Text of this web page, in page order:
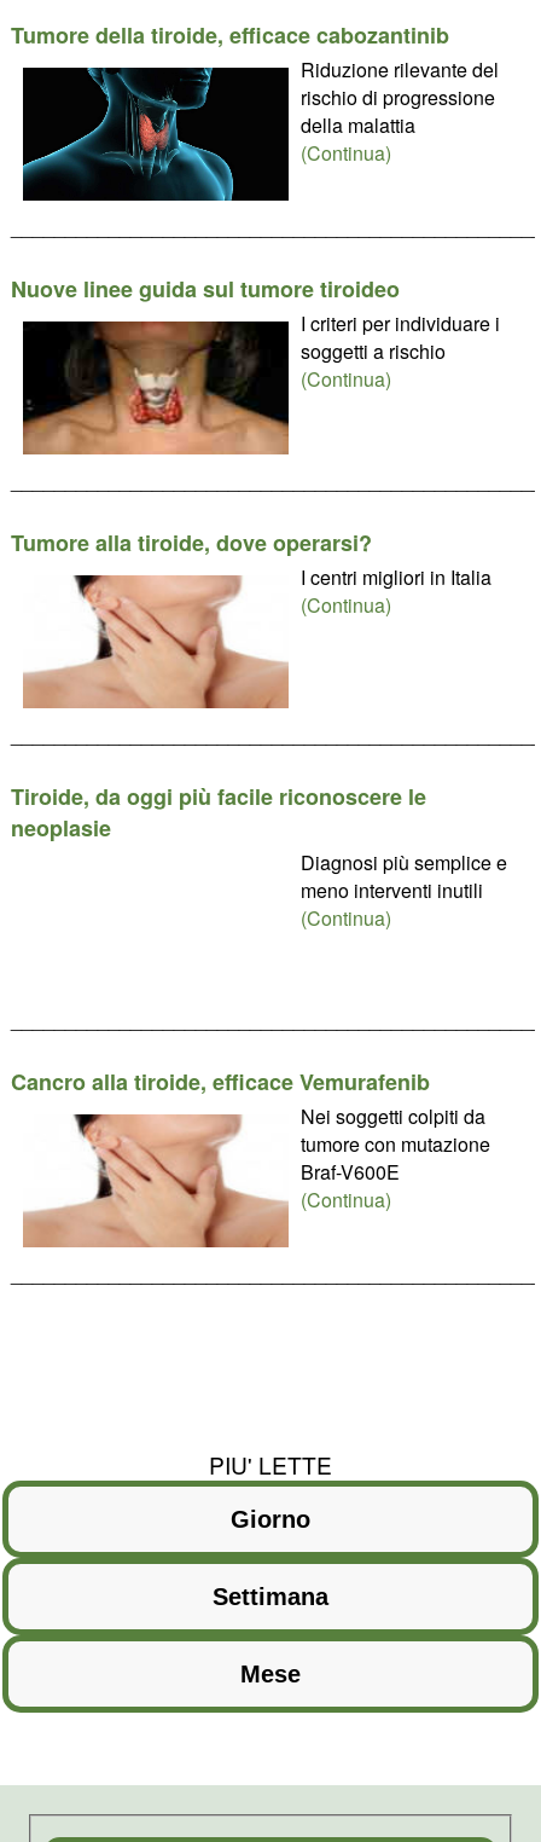
Tumore della tiroide, efficace cabozantinib
Riduzione rilevante del
rischio di progressione
della malattia
(Continua)
Nuove linee guida sul tumore tiroideo
I criteri per individuare i
soggetti a rischio
(Continua)
Tumore alla tiroide, dove operarsi?
I centri migliori in Italia
(Continua)
Tiroide, da oggi più facile riconoscere le
neoplasie
Diagnosi più semplice e
meno interventi inutili
(Continua)
Cancro alla tiroide, efficace Vemurafenib
Nei soggetti colpiti da
tumore con mutazione
Braf-V600E
(Continua)
PIU' LETTE